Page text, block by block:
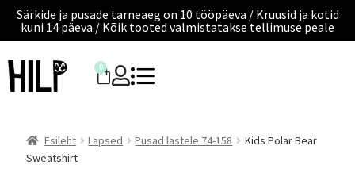
Särkide ja pusade tarneaeg on 10 tööpäeva / Kruusid ja kotid
kuni 14 päeva / Kõik tooted valmistatakse tellimuse peale
0
Esileht Lapsed Pusad lastele 74-158
Kids Polar Bear
Sweatshirt